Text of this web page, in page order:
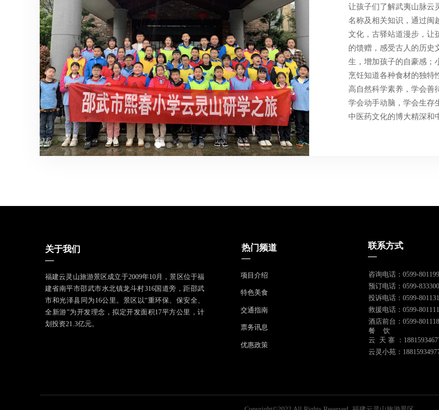
让孩子们了解武夷山脉云
名称及相关知识，通过闽
文化，古驿站道漫步，让
的馈赠，感受古人的历史
生，增加孩子的自豪感；
烹饪知道各种食材的独特
高自然科学素养，学会善
学会动手动脑，学会生存
中医药文化的博大精深和
咨询电话：0599-
预订电话：0599-
投诉电话：0599-
救援电话：0599-
酒店前台：0599-
餐 饮
云 天 寨 ：
云灵小苑：
联系方式
—
热门频道
—
项目介绍
特色美食
交通指南
票务讯息
优惠政策
关于我们
—
福建云灵山旅游景区成立于2009年10月，景区位于福
建省南平市邵武市水北镇龙斗村316国道旁，距邵武
市和光泽县同为16公里。景区以“重环保、保安全、
全新游”为开发理念，拟定开发面积17平方公里，计
划投资21.3亿元。